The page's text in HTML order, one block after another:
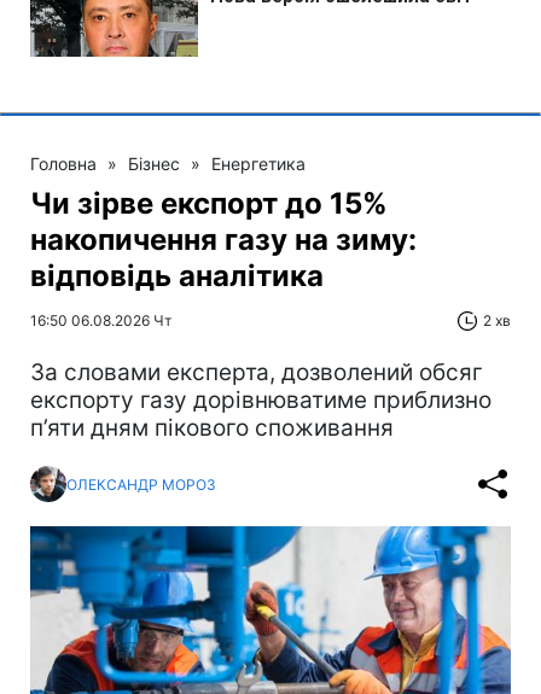
Головна » Бізнес » Енергетика
Чи зірве експорт до 15%
накопичення газу на зиму:
відповідь аналітика
16:50 06.08.2026 Чт 2 хв
За словами експерта, дозволений обсяг
експорту газу дорівнюватиме приблизно
п’яти дням пікового споживання
ОЛЕКСАНДР МОРОЗ